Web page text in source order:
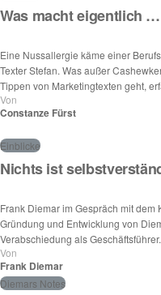
Was macht eigentlich
Eine Nussallergie käme einer
Texter Stefan. Was außer
Tippen von Marketingtexten geht,
Von
Constanze Fürst
Einblicke
Nichts ist
Frank Diemar im Gespräch mit
Gründung und Entwicklung von
Verabschiedung als Geschäftsführer.
Von
Frank Diemar
Diemars Notes